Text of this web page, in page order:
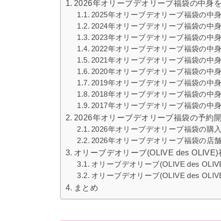
2026年オリーブデオリーブ福袋の中身
2025年オリーブデオリーブ福袋の中
2024年オリーブデオリーブ福袋の中
2023年オリーブデオリーブ福袋の中
2022年オリーブデオリーブ福袋の中
2021年オリーブデオリーブ福袋の中
2020年オリーブデオリーブ福袋の中
2019年オリーブデオリーブ福袋の中
2018年オリーブデオリーブ福袋の中
2017年オリーブデオリーブ福袋の中
2026年オリーブデオリーブ福袋の予約
2026年オリーブデオリーブ福袋の購
2026年オリーブデオリーブ福袋の店
オリーブデオリーブ(OLIVE des
オリーブデオリーブ(OLIVE des
オリーブデオリーブ(OLIVE des
まとめ